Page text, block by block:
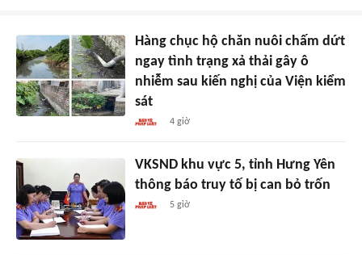
Hàng chục hộ chăn nuôi chấm dứt
ngay tình trạng xả thải gây ô
nhiễm sau kiến nghị của Viện kiểm
sát
4 giờ
VKSND khu vực 5, tỉnh Hưng Yên
thông báo truy tố bị can bỏ trốn
5 giờ